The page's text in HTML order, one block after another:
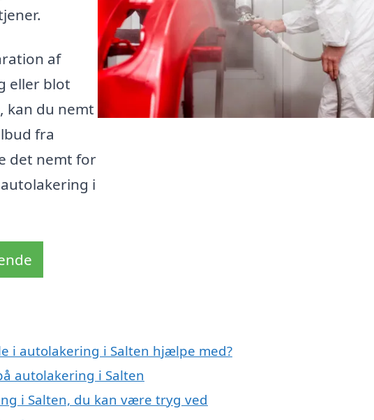
af
eller blot
kan du nemt
fra
det nemt for
i
i autolakering i Salten hjælpe med?
autolakering i Salten
i Salten, du kan være tryg ved